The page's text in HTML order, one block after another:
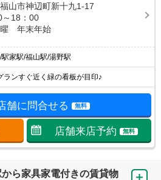
山市神辺町新十九1-17
～18：00
曜 年末年始
家駅/福山駅/湯野駅
ンすぐ近く緑の看板が目印♪
舗に問合せる 無料
店舗来店予約 無料
ら家具家電付きの賃貸物